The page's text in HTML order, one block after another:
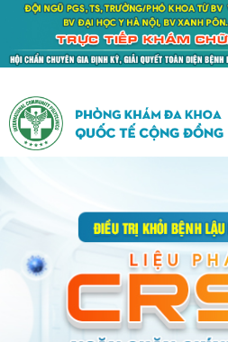
CAM KẾTtrị khỏi tận gốc -